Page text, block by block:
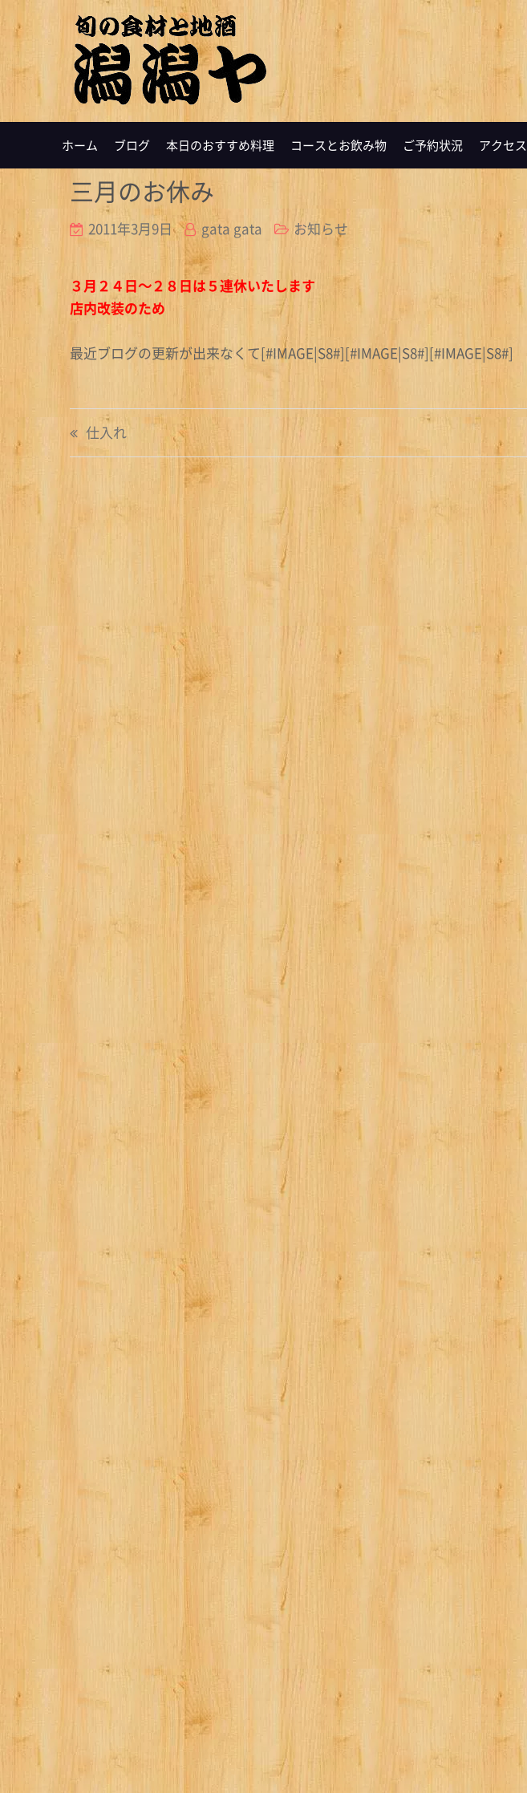
ホーム ブログ 本日のおすすめ料理 コースとお飲み物 ご予約状況 アクセス
三月のお休み
2011年3月9日 gata gata お知らせ
３月２４日～２８日は５連休いたします
店内改装のため
最近ブログの更新が出来なくて[#IMAGE|S8#][#IMAGE|S8#][#IMAGE|S8#]
投
稿
ョ
仕入れ